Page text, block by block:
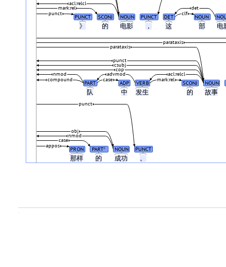
》 的 电影 ， 这 部 电
队 中 发生 的 故事
那样 的 成功 。
PUNCT SCONJ NOUN PUNCT DET NOUN
clf
punct
det
mark:rel
acl:relcl
PART ADP VERB SCONJ NOUN
compound case mark:rel
advmod acl:relcl
nmod
cop
csubj
punct
parataxis
parataxis
PRON PART# NOUN PUNCT
appos
case
nmod
obj
punct
.